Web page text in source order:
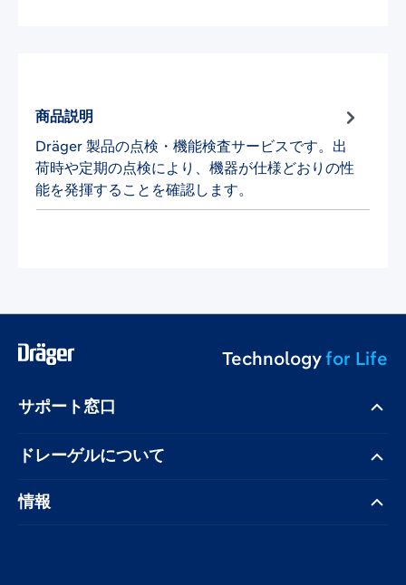
商品説明
Dräger 製品の点検・機能検査サービスです。出
荷時や定期の点検により、機器が仕様どおりの性
能を発揮することを確認します。
Technologyfor Life
サポート窓口
ドレーゲル​について
情報